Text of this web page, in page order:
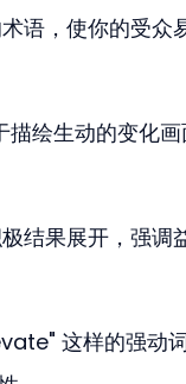
语，使你的受众
绘生动的变化画
结果展开，强调
这样的强动